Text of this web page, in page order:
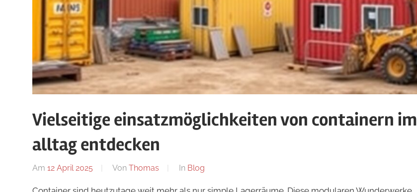
Vielseitige einsatzmöglichkeiten von containern im
alltag entdecken
Am 12 April 2025 Von Thomas In Blog